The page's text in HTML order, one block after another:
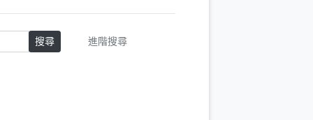
搜尋 進階搜尋